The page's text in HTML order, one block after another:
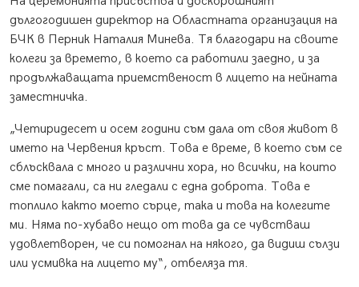
дългогодишен директор на Областната организация на
БЧК в Перник Наталия Минева. Тя благодари на своите
колеги за времето, в което са работили заедно, и за
продължаващата приемственост в лицето на нейната
заместничка.
„Четиридесет и осем години съм дала от своя живот в
името на Червения кръст. Това е време, в което съм се
сблъсквала с много и различни хора, но всички, на които
сме помагали, са ни гледали с една доброта. Това е
топлило както моето сърце, така и това на колегите
ми. Няма по-хубаво нещо от това да се чувстваш
удовлетворен, че си помогнал на някого, да видиш сълзи
или усмивка на лицето му“, отбеляза тя.